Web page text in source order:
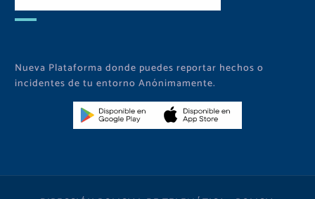
Nueva Plataforma donde puedes reportar hechos o
incidentes de tu entorno Anónimamente.